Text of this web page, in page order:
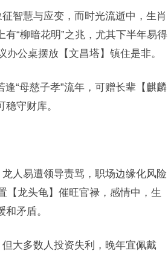
智慧与应变，而时光流逝中，生肖
“柳暗花明”之兆，尤其下半年易得
公桌摆放【文昌塔】镇住是非。
“母慈子孝”流年，可赠长辈【麒麟
守财库。
人易遭领导责骂，职场边缘化风险
【龙头龟】催旺官禄，感情中，生
矛盾。
大多数人投资失利，晚年宜佩戴